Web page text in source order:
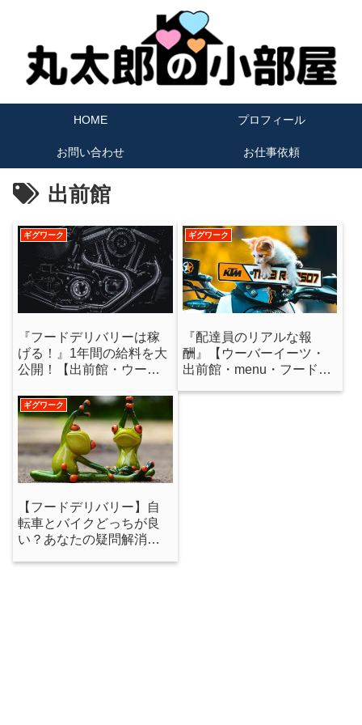
HOME プロフィール
お問い合わせ お仕事依頼
出前館
ギグワーク
『フードデリバリーは稼
げる！』1年間の給料を大
公開！【出前館・ウーバ
パンダ】2021年永久保存
版！
ギグワーク
『配達員のリアルな報
酬』【ウーバーイーツ・
出前館・menu・フードパ
ギグワーク
【フードデリバリー】自
転車とバイクどっちが良
い？あなたの疑問解消し